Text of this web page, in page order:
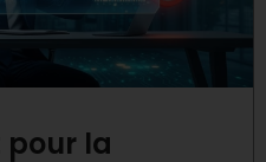
pour la